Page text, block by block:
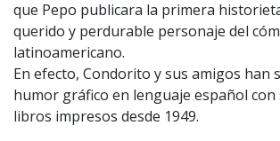
que Pepo publicara la primera
querido y perdurable personaje del
latinoamericano.
En efecto, Condorito y sus amigos han
humor gráfico en lenguaje español con
libros impresos desde 1949.